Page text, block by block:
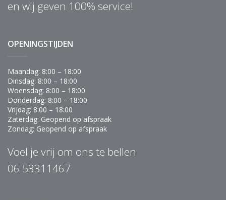
en wij geven 100% service!
OPENINGSTIJDEN
Maandag: 8:00 – 18:00
Dinsdag: 8:00 – 18:00
Woensdag: 8:00 – 18:00
Donderdag: 8:00 – 18:00
Vrijdag: 8:00 – 18:00
Zaterdag: Geopend op afspraak
Zondag: Geopend op afspraak
Voel je vrij om ons te bellen
06 53311467